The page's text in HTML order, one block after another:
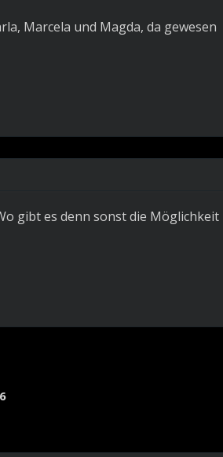
Marcela und Magda, da gewesen
gibt es denn sonst die Möglichkeit